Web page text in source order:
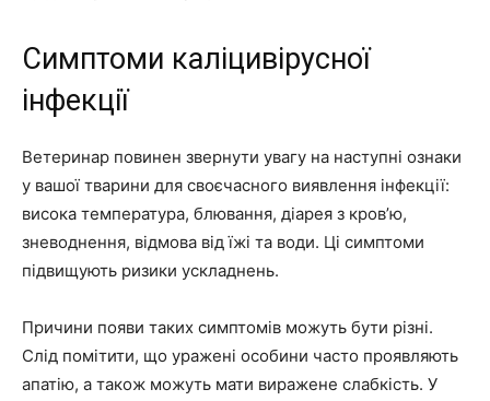
Симптоми каліцивірусної
інфекції
Ветеринар повинен звернути увагу на наступні ознаки
у вашої тварини для своєчасного виявлення інфекції:
висока температура, блювання, діарея з кров’ю,
зневоднення, відмова від їжі та води. Ці симптоми
підвищують ризики ускладнень.
Причини появи таких симптомів можуть бути різні.
Слід помітити, що уражені особини часто проявляють
апатію, а також можуть мати виражене слабкість. У